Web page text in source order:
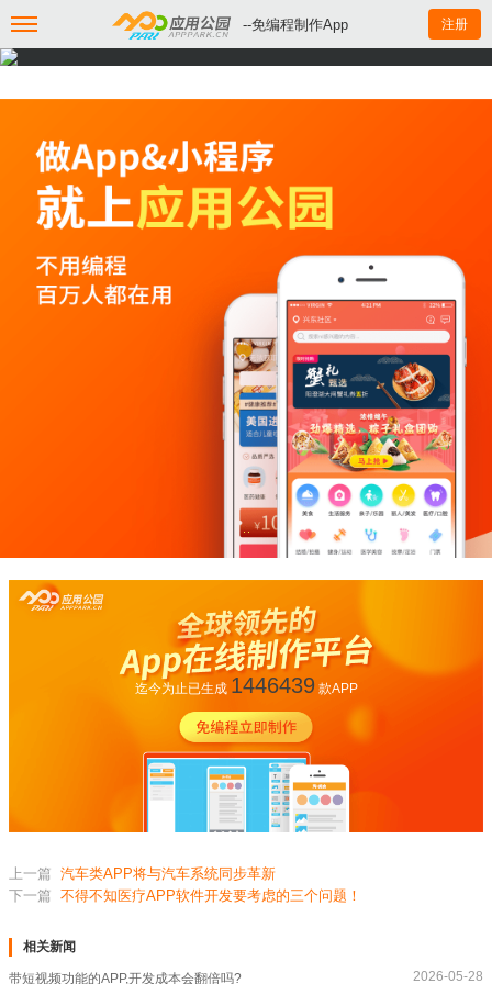
--免编程制作App 注册
迄今为止已生成 1446439款APP
上一篇 汽车类APP将与汽车系统同步革新
下一篇 不得不知医疗APP软件开发要考虑的三个问题！
相关新闻
带短视频功能的APP,开发成本会翻倍吗? 2026-05-28